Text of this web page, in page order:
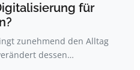
für
zunehmend den Alltag
dessen…